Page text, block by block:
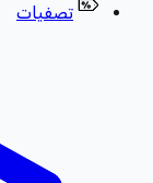
تصفيات